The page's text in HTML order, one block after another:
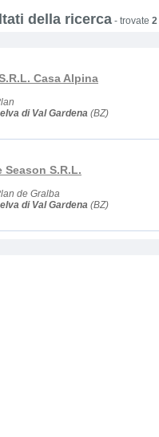
della ricerca - trovate 2
Casa Alpina
di Val Gardena (BZ)
Season S.R.L.
de Gralba
di Val Gardena (BZ)